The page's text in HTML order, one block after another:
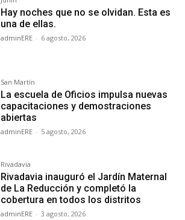
Hay noches que no se olvidan. Esta es
una de ellas.
adminERE - 6 agosto, 2026
San Martín
La escuela de Oficios impulsa nuevas
capacitaciones y demostraciones
abiertas
adminERE - 5 agosto, 2026
Rivadavia
Rivadavia inauguró el Jardín Maternal
de La Reducción y completó la
cobertura en todos los distritos
adminERE - 3 agosto, 2026